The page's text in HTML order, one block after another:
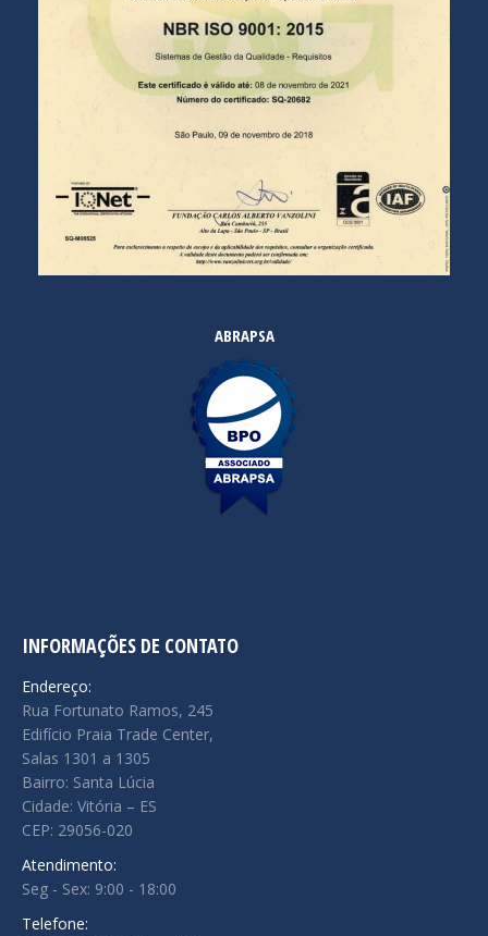
ABRAPSA
INFORMAÇÕES DE CONTATO
Endereço:
Rua Fortunato Ramos, 245
Edifício Praia Trade Center,
Salas 1301 a 1305
Bairro: Santa Lúcia
Cidade: Vitória – ES
CEP: 29056-020
Atendimento:
Seg - Sex: 9:00 - 18:00
Telefone: